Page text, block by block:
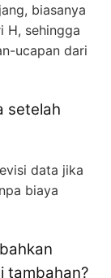
biasanya
H, sehingga
ucapan dari
setelah
data jika
biaya
tambahan?